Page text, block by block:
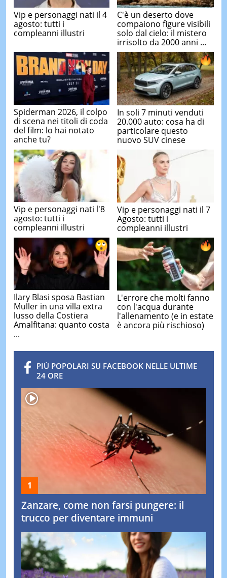
Vip e personaggi nati il 4
agosto: tutti i
compleanni illustri
C'è un deserto dove
compaiono figure visibili
solo dal cielo: il mistero
irrisolto da 2000 anni ...
Spiderman 2026, il colpo
di scena nei titoli di coda
del film: lo hai notato
anche tu?
In soli 7 minuti venduti
20.000 auto: cosa ha di
particolare questo
nuovo SUV cinese
Vip e personaggi nati l'8
agosto: tutti i
compleanni illustri
Vip e personaggi nati il 7
Agosto: tutti i
compleanni illustri
Ilary Blasi sposa Bastian
Muller in una villa extra
lusso della Costiera
Amalfitana: quanto costa
...
L'errore che molti fanno
con l'acqua durante
l'allenamento (e in estate
è ancora più rischioso)
PIÙ POPOLARI SU FACEBOOK NELLE ULTIME
24 ORE
Zanzare, come non farsi pungere: il
trucco per diventare immuni